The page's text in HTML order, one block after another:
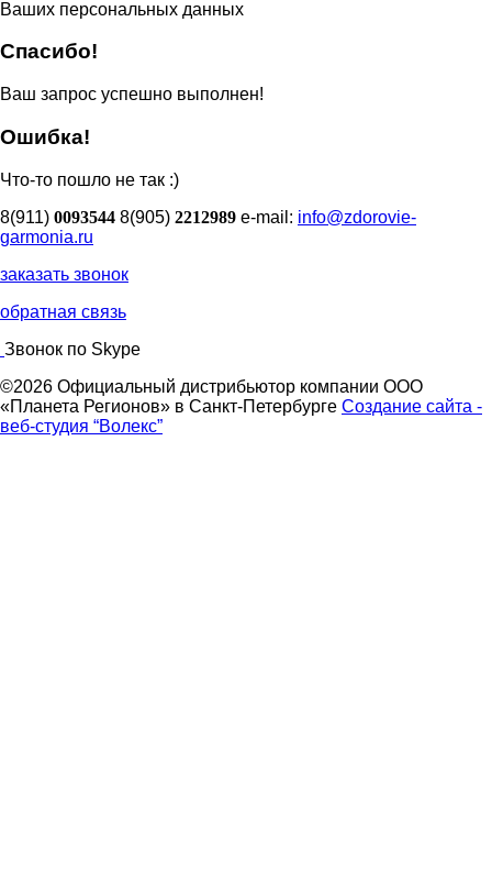
Ваших персональных данных
Спасибо!
Ваш запрос успешно выполнен!
Ошибка!
Что-то пошло не так :)
8(911) 0093544 8(905) 2212989 e-mail: info@zdorovie-
garmonia.ru
заказать звонок
обратная связь
Звонок по Skype
©2026 Официальный дистрибьютор компании ООО
«Планета Регионов» в Санкт-Петербурге Создание сайта -
веб-студия “Волекс”